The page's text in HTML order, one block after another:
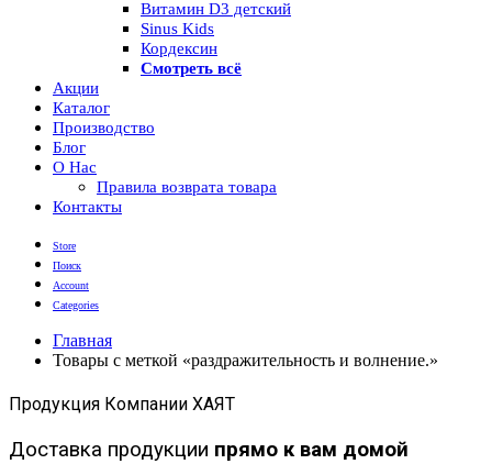
Витамин D3 детский
Sinus Kids
Кордексин
Смотреть всё
Акции
Каталог
Производство
Блог
О Нас
Правила возврата товара
Контакты
Store
Поиск
Account
Categories
Главная
Товары с меткой «раздражительность и волнение.»
Продукция Компании ХАЯТ
Доставка продукции прямо к вам домой